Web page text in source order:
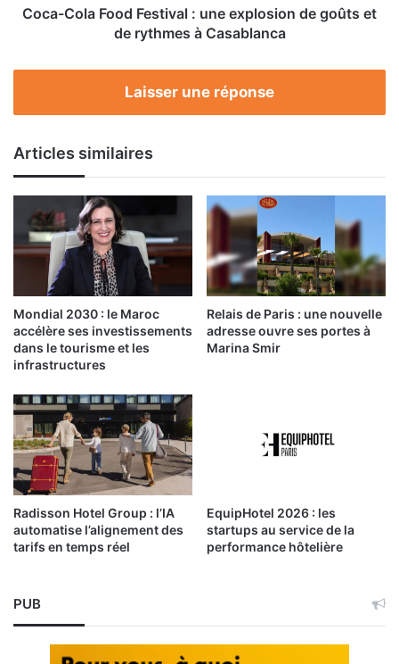
et
à
Coca-Cola Food Festival : une explosion de goûts et
de rythmes à Casablanca
Laisser une réponse
Articles similaires
Mondial 2030 : le Maroc
accélère ses investissements
dans le tourisme et les
infrastructures
Relais de Paris : une nouvelle
adresse ouvre ses portes à
Marina Smir
Radisson Hotel Group : l’IA
automatise l’alignement des
tarifs en temps réel
EquipHotel 2026 : les
startups au service de la
performance hôtelière
PUB